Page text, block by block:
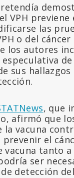
VPH previene
las
o del cáncer
los autores
sus
, que
afirmó que
vacuna
el
vacuna tanto
ser
detección